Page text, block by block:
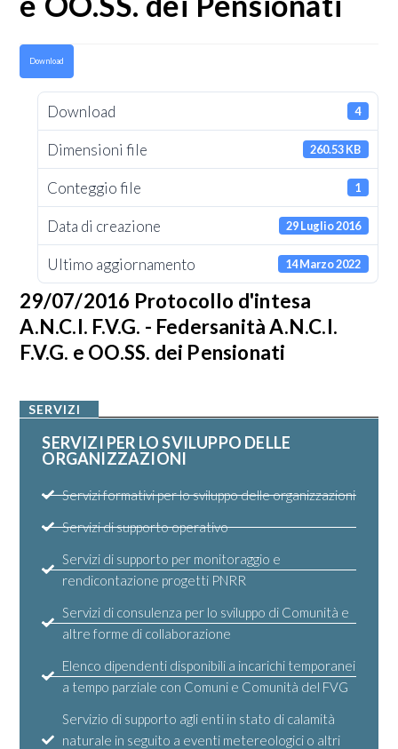
Download
Download 4
Dimensioni file 260.53 KB
Conteggio file 1
Data di creazione 29 Luglio 2016
Ultimo aggiornamento 14 Marzo 2022
29/07/2016 Protocollo d'intesa
A.N.C.I. F.V.G. - Federsanità A.N.C.I.
F.V.G. e OO.SS. dei Pensionati
SERVIZI
SERVIZI PER LO SVILUPPO DELLE
ORGANIZZAZIONI
Servizi formativi per lo sviluppo delle organizzazioni
Servizi di supporto operativo
Servizi di supporto per monitoraggio e
rendicontazione progetti PNRR
Servizi di consulenza per lo sviluppo di Comunità e
altre forme di collaborazione
Elenco dipendenti disponibili a incarichi temporanei
a tempo parziale con Comuni e Comunità del FVG
Servizio di supporto agli enti in stato di calamità
naturale in seguito a eventi metereologici o altri